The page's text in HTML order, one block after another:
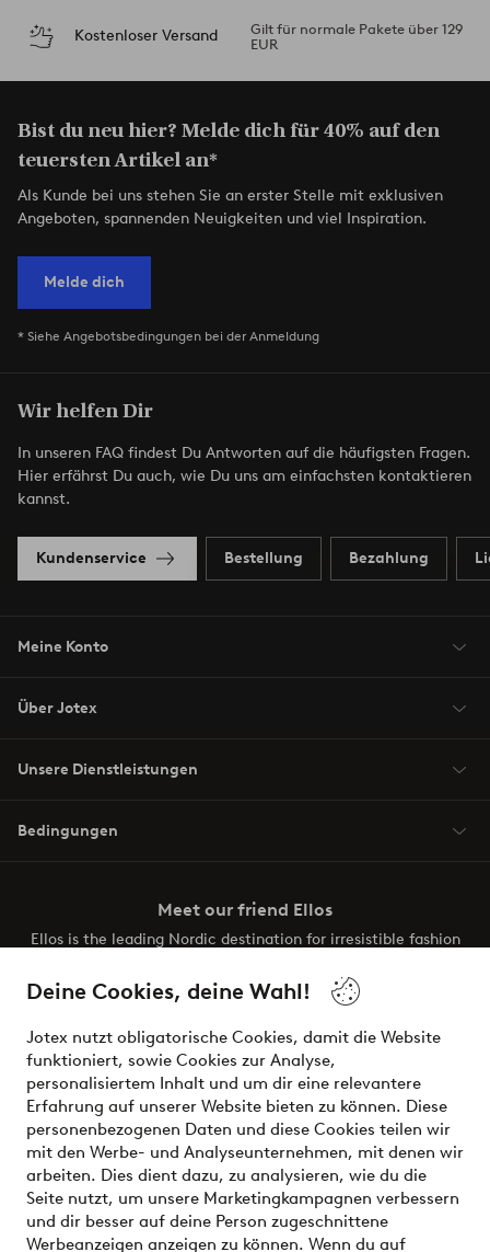
Deine Cookies, deine Wahl!
Jotex nutzt obligatorische Cookies, damit die Website
funktioniert, sowie Cookies zur Analyse,
personalisiertem Inhalt und um dir eine relevantere
Erfahrung auf unserer Website bieten zu können. Diese
personenbezogenen Daten und diese Cookies teilen wir
mit den Werbe- und Analyseunternehmen, mit denen wir
arbeiten. Dies dient dazu, zu analysieren, wie du die
Seite nutzt, um unsere Marketingkampagnen verbessern
und dir besser auf deine Person zugeschnittene
Werbeanzeigen anzeigen zu können. Wenn du auf
Kostenloser Versand
Gilt für normale Pakete über 129
EUR
Bist du neu hier? Melde dich für 40% auf den
teuersten Artikel an*
Als Kunde bei uns stehen Sie an erster Stelle mit exklusiven
Angeboten, spannenden Neuigkeiten und viel Inspiration.
Melde dich
* Siehe Angebotsbedingungen bei der Anmeldung
Wir helfen Dir
In unseren FAQ findest Du Antworten auf die häufigsten Fragen.
Hier erfährst Du auch, wie Du uns am einfachsten kontaktieren
kannst.
Kundenservice Bestellung Bezahlung
Meine Konto
Über Jotex
Unsere Dienstleistungen
Bedingungen
Meet our friend Ellos
Ellos is the leading Nordic destination for irresistible fashion
the latest trends, curated to make finding your next look
effortless. It’s all here.
Visit Ellos
Sichere Zahlungen - Jetzt bezahlen oder aufteilen
Möchtest du mehr über unsere
Zahlungsmöglichkeitenerfahren?